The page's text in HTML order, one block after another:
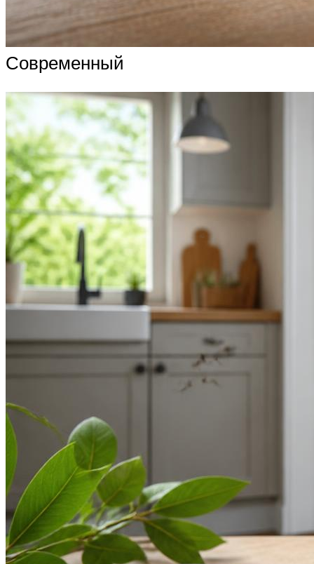
Современный